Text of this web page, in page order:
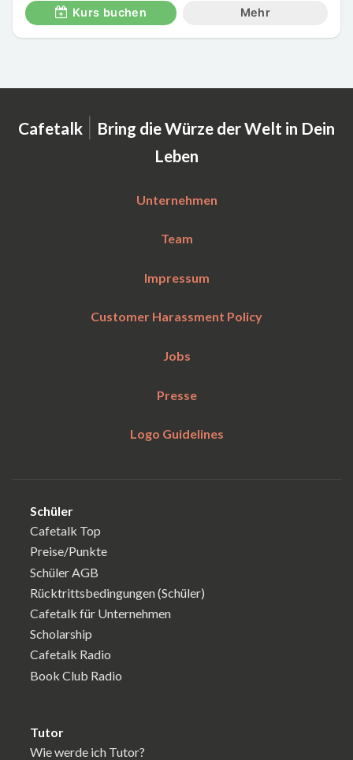
Kurs buchen Mehr
Cafetalk | Bring die Würze der Welt in Dein
Leben
Unternehmen
Team
Impressum
Customer Harassment Policy
Jobs
Presse
Logo Guidelines
Schüler
Cafetalk Top
Preise/Punkte
Schüler AGB
Rücktrittsbedingungen (Schüler)
Cafetalk für Unternehmen
Scholarship
Cafetalk Radio
Book Club Radio
Tutor
Wie werde ich Tutor?